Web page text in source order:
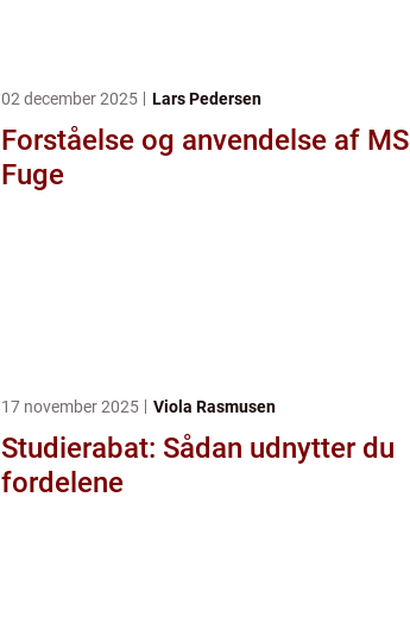
02 december 2025 Lars Pedersen
Forståelse og anvendelse af MS
Fuge
17 november 2025 Viola Rasmusen
Studierabat: Sådan udnytter du
fordelene